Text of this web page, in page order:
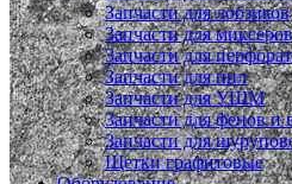
Запчасти для лобзиков
Запчасти для миксеров
Запчасти для
Запчасти для пил
Запчасти для УШМ
Запчасти для фенов и
Запчасти для
Щетки графитовые